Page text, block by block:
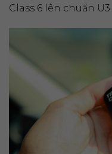
Class 6 lên chuẩn U3.